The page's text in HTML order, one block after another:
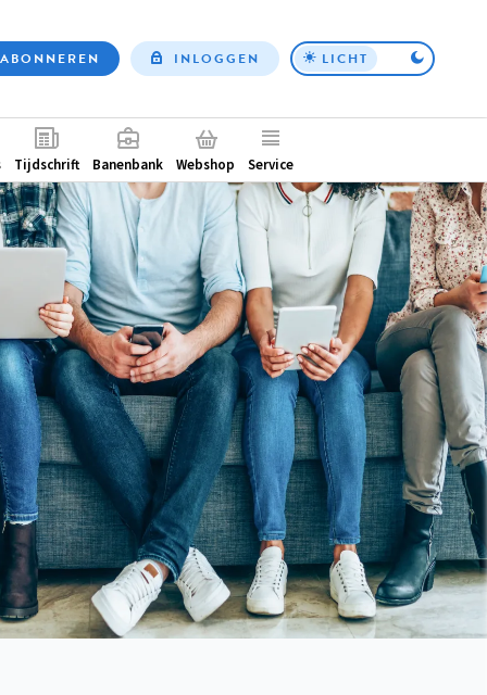
Top
ABONNEREN INLOGGEN LICHT
Tijdschrift Banenbank Webshop Service